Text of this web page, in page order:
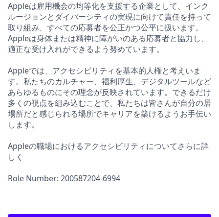
Appleは雇用機会の均等化を支援する企業として、インク
ルージョンとダイバーシティの実現に向けて責任を持って
取り組み、すべての応募者を公正かつ公平に扱います。
Appleは身体または精神に障がいのある応募者と協力し、
適正な受け入れができるよう努めています。
Appleでは、アクセシビリティを基本的人権と考えいま
す。私たちのカルチャー、福利厚生、デジタルツールなど
あらゆるものにその理念が反映されています。できるだけ
多くの視点を組み込むことで、私たちは皆さんが自分の居
場所だと感じられる場所でキャリアを築けるようお手伝い
します。
Appleの職場におけるアクセシビリティについてさらに詳
しく
Role Number: 200587204-6994